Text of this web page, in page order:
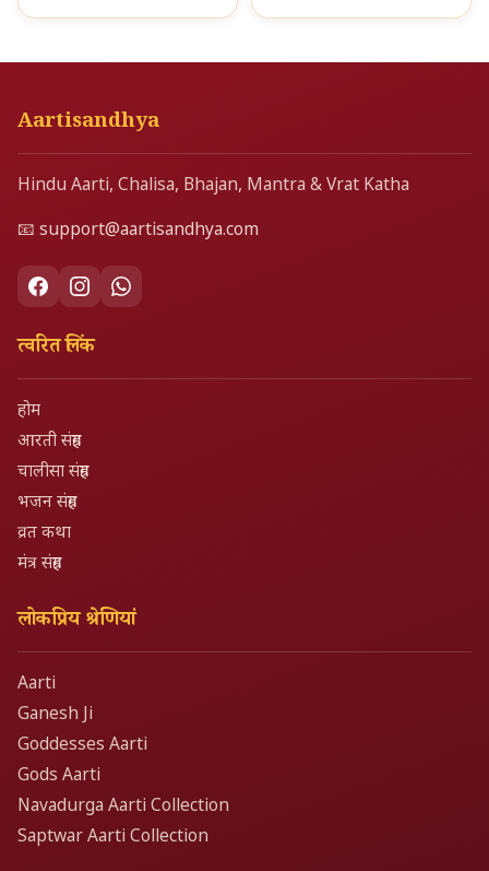
Aartisandhya
Hindu Aarti, Chalisa, Bhajan, Mantra & Vrat Katha
📧 support@aartisandhya.com
त्वरित लिंक
होम
आरती संग्रह
चालीसा संग्रह
भजन संग्रह
व्रत कथा
मंत्र संग्रह
लोकप्रिय श्रेणियां
Aarti
Ganesh Ji
Goddesses Aarti
Gods Aarti
Navadurga Aarti Collection
Saptwar Aarti Collection